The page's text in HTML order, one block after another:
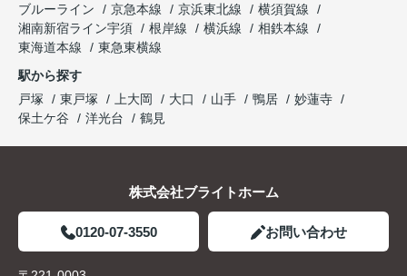
ブルーライン
京急本線 京浜東北線
横須賀線
湘南新宿ライン宇須
根岸線 横浜線
相鉄本線
東海道本線
東急東横線
駅から探す
戸塚
東戸塚 上大岡 大口 山手 鴨居
妙蓮寺
保土ケ谷
洋光台 鶴見
株式会社ブライトホーム
0120-07-3550 お問い合わせ